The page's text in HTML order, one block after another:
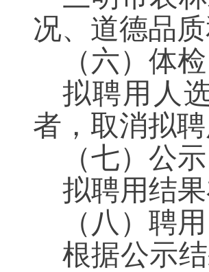
况、道德品
（六） 体检
拟聘用人
者，取消拟
（七） 公示
拟聘用结
（ 八 ） 聘用
根据公示